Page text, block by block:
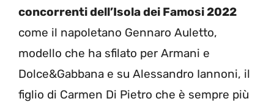
concorrenti dell’Isola dei Famosi 2022
come il napoletano Gennaro Auletto,
modello che ha sfilato per Armani e
Dolce&Gabbana e su Alessandro Iannoni, il
figlio di Carmen Di Pietro che è sempre più